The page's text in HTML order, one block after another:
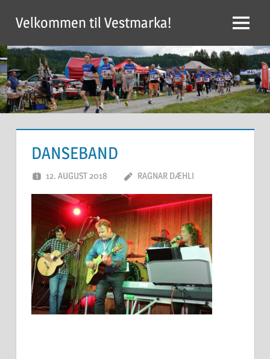
content
Velkommen til Vestmarka! Menu
DANSEBAND
12. AUGUST 2018 RAGNAR DÆHLI